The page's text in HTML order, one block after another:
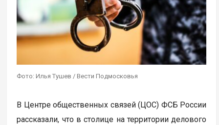
Фото: Илья Тушев / Вести Подмосковья
В Центре общественных связей (ЦОС) ФСБ России
рассказали, что в столице на территории делового